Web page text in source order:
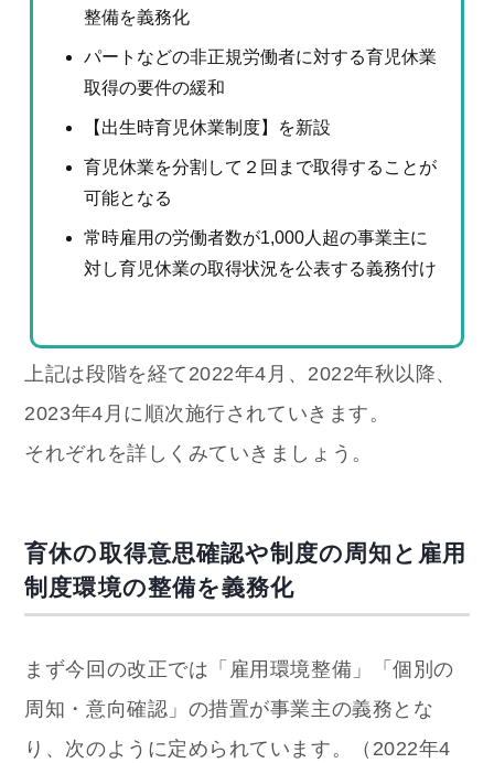
整備を義務化
パートなどの非正規労働者に対する育児休業
取得の要件の緩和
【出生時育児休業制度】を新設
育児休業を分割して２回まで取得することが
可能となる
常時雇用の労働者数が1,000人超の事業主に
対し育児休業の取得状況を公表する義務付け
上記は段階を経て2022年4月、2022年秋以降、
2023年4月に順次施行されていきます。
それぞれを詳しくみていきましょう。
育休の取得意思確認や制度の周知と雇用
制度環境の整備を義務化
まず今回の改正では「雇用環境整備」「個別の
周知・意向確認」の措置が事業主の義務とな
り、次のように定められています。（2022年4